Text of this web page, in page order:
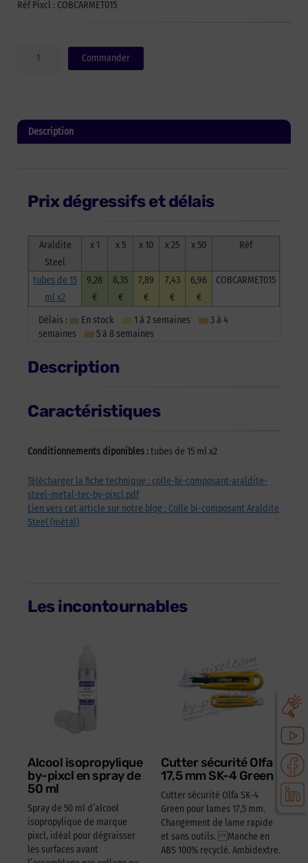
Réf Pixcl : COBCARMET015
quantité
composant
Steel
Commander
Description
Prix dégressifs et délais
Araldite
Steel
x 1 x 5 x 10 x 25 x 50 Réf
tubes de 15
ml x2
9,28
€
8,35
€
7,89
€
7,43
€
6,96
€
COBCARMET015
Délais : En stock 1 à 2 semaines
3 à 4
semaines
5 à 8 semaines
Description
Caractéristiques
Conditionnements diponibles :tubes de 15 ml x2
Télécharger la fiche technique : colle-bi-composant-araldite-
steel-metal-tec-by-pixcl.pdf
Lien vers cet article sur notre blog : Colle bi-composant Araldite
Steel (métal)
Les incontournables
Alcool isopropylique
by-pixcl en spray de
50 ml
Spray de 50 ml d’alcool
isopropylique de marque
pixcl, idéal pour dégraisser
les surfaces avant
Cutter sécurité Olfa
17,5 mm SK-4 Green
Cutter sécurité Olfa SK-4
Green pour lames 17,5 mm.
Changement de lame rapide
et sans outils. Manche en
ABS 100% recyclé. Ambidextre.